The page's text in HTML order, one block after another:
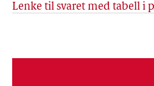
Lenke til svaret med tabell i